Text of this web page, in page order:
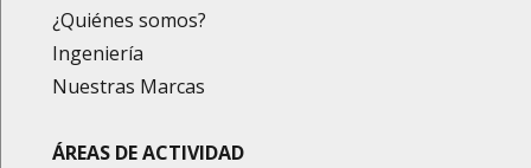
¿Quiénes somos?
Ingeniería
Nuestras Marcas
ÁREAS DE ACTIVIDAD